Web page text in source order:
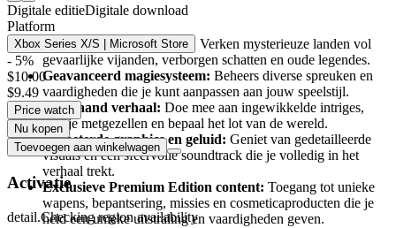
Wat kun je verwachten?
Uitgestrekte open wereld:
Verken mysterieuze landen vol
gevaarlijke vijanden, verborgen schatten en oude legendes.
Geavanceerd magiesysteem: Beheers diverse spreuken en
vaardigheden die je kunt aanpassen aan jouw speelstijl.
Diepgaand verhaal: Doe mee aan ingewikkelde intriges,
kies je metgezellen en bepaal het lot van de wereld.
Verbeterde graphics en geluid: Geniet van gedetailleerde
visuals en een sfeervolle soundtrack die je volledig in het
verhaal trekt.
Exclusieve Premium Edition content: Toegang tot unieke
wapens, bepantsering, missies en cosmeticaproducten die je
held een unieke uitstraling en vaardigheden geven.
Digitale editieDigitale download
Platform
Xbox Series X/S | Microsoft Store
- 5%
$10.00
$9.49
Price watch
Nu kopen
Toevoegen aan winkelwagen
Activatie
detail.Checking region availability